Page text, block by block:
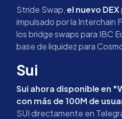
Stride Swap,el nuevo
impulsado por la Interchain
los bridge swaps para IBC
base de liquidez para
Sui
Sui ahora disponible en
con más de 100M de
SUI directamente en